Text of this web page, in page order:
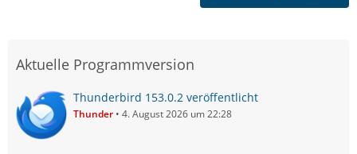
Aktuelle Programmversion
Thunderbird 153.0.2 veröffentlicht
Thunder 4. August 2026 um 22:28